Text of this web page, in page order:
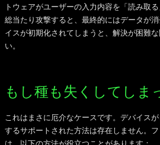
トウェアがユーザーの入力内容を「読み取
総当たり攻撃すると、最終的にはデータが
イスが初期化されてしまうと、解決が困難
い。
もし種も失くしてしま
これはまさに厄介なケースです。デバイス
するサポートされた方法は存在しません。